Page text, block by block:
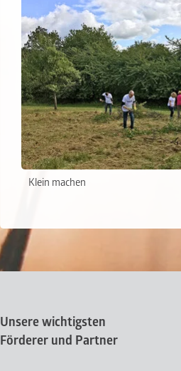
Klein machen
Unsere wichtigsten
Förderer und Partner